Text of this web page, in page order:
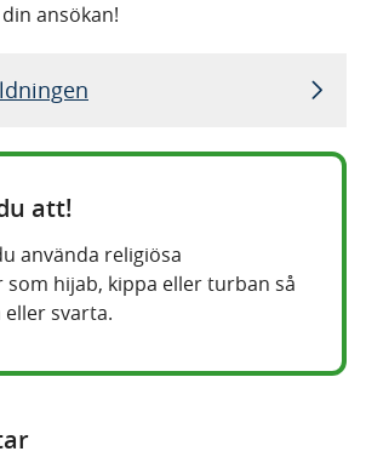
ansökan!
att!
använda religiösa
hijab, kippa eller turban så
eller svarta.